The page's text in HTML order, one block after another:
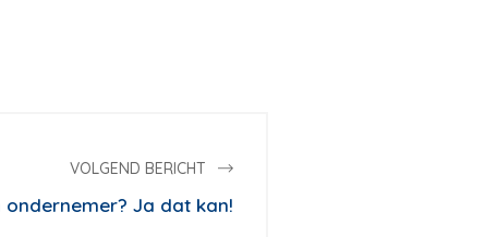
VOLGEND BERICHT
Ja dat kan!